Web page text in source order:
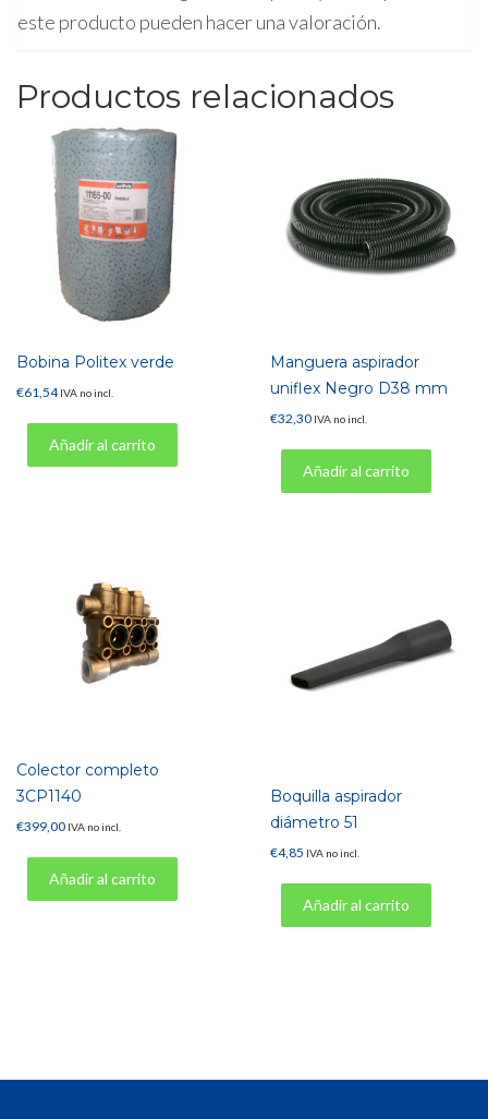
este producto pueden hacer una valoración.
Productos relacionados
Bobina Politex verde
€61,54 IVA no incl.
Añadir al carrito
Manguera aspirador
uniflex Negro D38 mm
€32,30 IVA no incl.
Añadir al carrito
Colector completo
3CP1140
€399,00 IVA no incl.
Añadir al carrito
Boquilla aspirador
diámetro 51
€4,85 IVA no incl.
Añadir al carrito